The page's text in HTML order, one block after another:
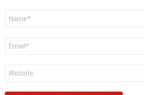
Name
E-
Mail
*
Website